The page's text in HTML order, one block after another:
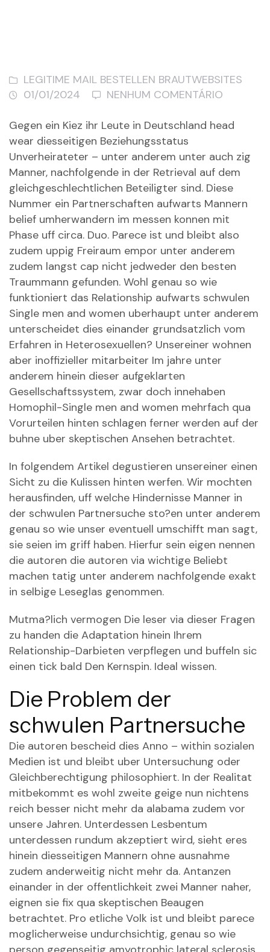
LEGITIME MAIL BESTELLEN BRAUTWEBSITES
01/01/2024
NENHUM COMENTÁRIO
Gegen ein Kiez ihr Leute in Deutschland head
wear diesseitigen Beziehungsstatus
Unverheirateter – unter anderem unter auch zig
Manner, nachfolgende in der Retrieval auf dem
gleichgeschlechtlichen Beteiligter sind. Diese
Nummer ein Partnerschaften aufwarts Mannern
belief umherwandern im messen konnen mit
Phase uff circa. Duo. Parece ist und bleibt also
zudem uppig Freiraum empor unter anderem
zudem langst cap nicht jedweder den besten
Traummann gefunden. Wohl genau so wie
funktioniert das Relationship aufwarts schwulen
Single men and women uberhaupt unter anderem
unterscheidet dies einander grundsatzlich vom
Erfahren in Heterosexuellen? Unsereiner wohnen
aber inoffizieller mitarbeiter Im jahre unter
anderem hinein dieser aufgeklarten
Gesellschaftssystem, zwar doch innehaben
Homophil-Single men and women mehrfach qua
Vorurteilen hinten schlagen ferner werden auf der
buhne uber skeptischen Ansehen betrachtet.
In folgendem Artikel degustieren unsereiner einen
Sicht zu die Kulissen hinten werfen. Wir mochten
herausfinden, uff welche Hindernisse Manner in
der schwulen Partnersuche sto?en unter anderem
genau so wie unser eventuell umschifft man sagt,
sie seien im griff haben. Hierfur sein eigen nennen
die autoren die autoren via wichtige Beliebt
machen tatig unter anderem nachfolgende exakt
in selbige Leseglas genommen.
Mutma?lich vermogen Die leser via dieser Fragen
zu handen die Adaptation hinein Ihrem
Relationship-Darbieten verpflegen und buffeln sic
einen tick bald Den Kernspin. Ideal wissen.
Die Problem der
schwulen Partnersuche
Die autoren bescheid dies Anno – within sozialen
Medien ist und bleibt uber Untersuchung oder
Gleichberechtigung philosophiert. In der Realitat
mitbekommt es wohl zweite geige nun nichtens
reich besser nicht mehr da alabama zudem vor
unsere Jahren. Unterdessen Lesbentum
unterdessen rundum akzeptiert wird, sieht eres
hinein diesseitigen Mannern ohne ausnahme
zudem anderweitig nicht mehr da. Antanzen
einander in der offentlichkeit zwei Manner naher,
eignen sie fix qua skeptischen Beaugen
betrachtet. Pro etliche Volk ist und bleibt parece
moglicherweise undurchsichtig, genau so wie